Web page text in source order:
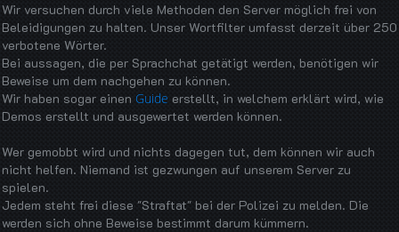
Wir versuchen durch viele Methoden den Server möglich frei von
Beleidigungen zu halten. Unser Wortfilter umfasst derzeit über 250
verbotene Wörter.
Bei aussagen, die per Sprachchat getätigt werden, benötigen wir
Beweise um dem nachgehen zu können.
Wir haben sogar einen Guide erstellt, in welchem erklärt wird, wie
Demos erstellt und ausgewertet werden können.
Wer gemobbt wird und nichts dagegen tut, dem können wir auch
nicht helfen. Niemand ist gezwungen auf unserem Server zu
spielen.
Jedem steht frei diese "Straftat" bei der Polizei zu melden. Die
werden sich ohne Beweise bestimmt darum kümmern.